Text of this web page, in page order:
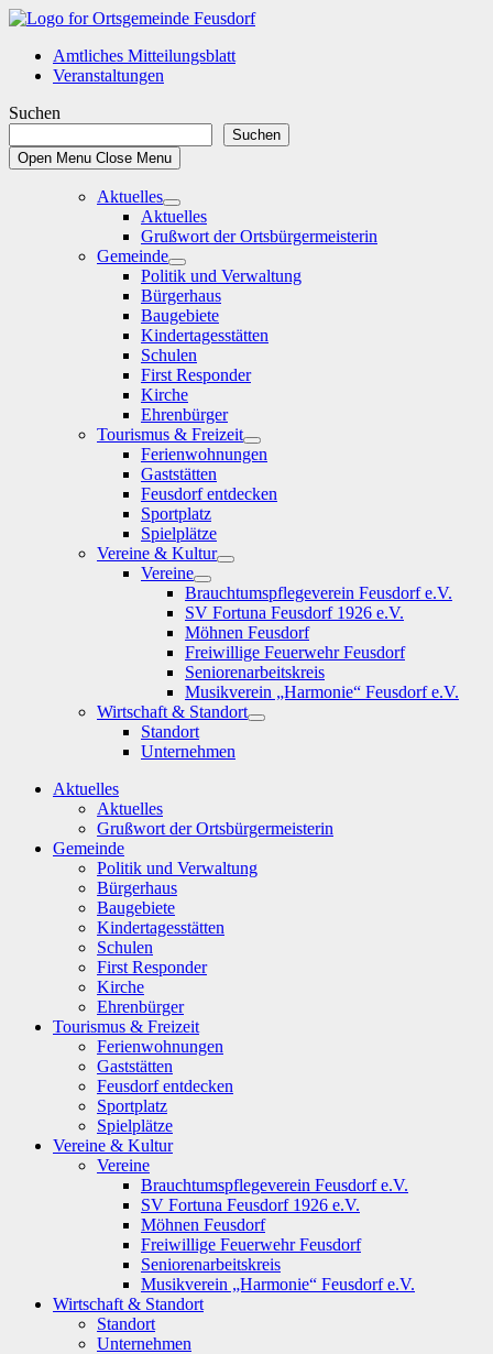
Skip
contentAmtliches Mitteilungsblatt
Veranstaltungen
Suchen
Suchen
Open Menu Close Menu
Aktuelles
Show
sub
menu
Aktuelles
Grußwort der Ortsbürgermeisterin
Gemeinde
Show
sub
menu
Politik und Verwaltung
Bürgerhaus
Baugebiete
Kindertagesstätten
Schulen
First Responder
Kirche
Ehrenbürger
Tourismus & Freizeit
Show
sub
Ferienwohnungen
Gaststätten
Feusdorf entdecken
Sportplatz
Spielplätze
Vereine & Kultur
Show
sub
menu
Vereine
Show
sub
menu
Brauchtumspflegeverein Feusdorf e.V.
SV Fortuna Feusdorf 1926 e.V.
Möhnen Feusdorf
Freiwillige Feuerwehr Feusdorf
Seniorenarbeitskreis
Musikverein „Harmonie“ Feusdorf e.V.
Wirtschaft & Standort
Show
Standort
Unternehmen
Aktuelles
Aktuelles
Grußwort der Ortsbürgermeisterin
Gemeinde
Politik und Verwaltung
Bürgerhaus
Baugebiete
Kindertagesstätten
Schulen
First Responder
Kirche
Ehrenbürger
Tourismus & Freizeit
Ferienwohnungen
Gaststätten
Feusdorf entdecken
Sportplatz
Spielplätze
Vereine & Kultur
Vereine
Brauchtumspflegeverein Feusdorf e.V.
SV Fortuna Feusdorf 1926 e.V.
Möhnen Feusdorf
Freiwillige Feuerwehr Feusdorf
Seniorenarbeitskreis
Musikverein „Harmonie“ Feusdorf e.V.
Wirtschaft & Standort
Standort
Unternehmen